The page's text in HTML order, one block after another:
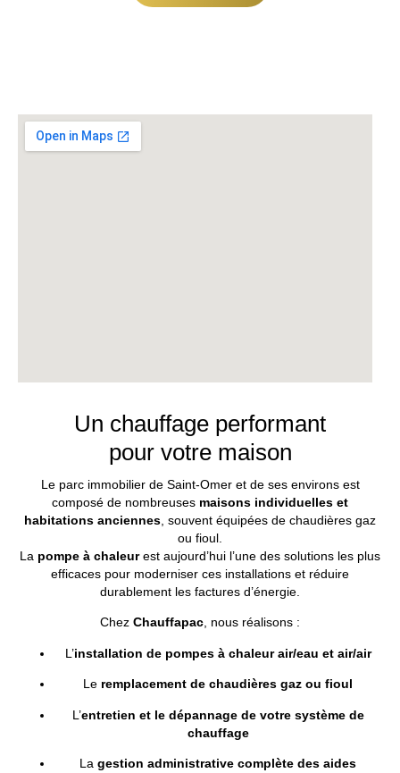
Un chauffage performant
pour votre maison
Le parc immobilier de Saint-Omer et de ses environs est
composé de nombreuses maisons individuelles et
habitations anciennes souvent équipées de chaudières gaz
ou fioul.
La pompe à chaleur est aujourd’hui l’une des solutions les plus
efficaces pour moderniser ces installations et réduire
durablement les factures d’énergie.
Chez Chauffapac, nous réalisons :
L’installation de pompes à chaleurair/eau et air/air
Le remplacement de chaudières gaz ou fioul
L’entretien et le dépannage de votre système de
chauffage
La gestion administrative complète des aides